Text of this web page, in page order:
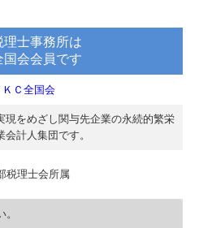
理士事務所は
国会会員です
現をめざし関与先企業の永続的繁栄
計人集団です。
税理士会所属